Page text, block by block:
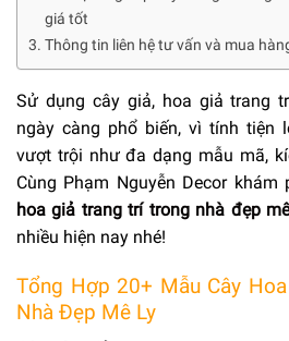
giá tốt
Thông tin liên hệ tư vấn và mua
Sử dụng cây giả, hoa giả trang
ngày càng phổ biến, vì tính tiện
vượt trội như đa dạng mẫu mã,
Cùng Phạm Nguyễn Decor
hoa giả trang trí trong nhà đẹp
nhiều hiện nay nhé!
Tổng Hợp 20+ Mẫu Cây
Nhà Đẹp Mê Ly